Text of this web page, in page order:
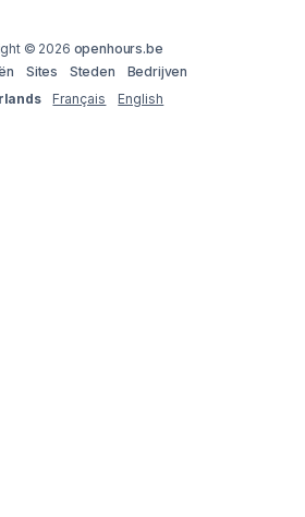
© 2026 openhours.be
Sites Steden
Bedrijven
Français English